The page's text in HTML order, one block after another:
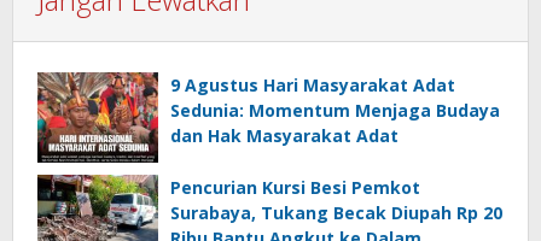
9 Agustus Hari Masyarakat Adat
Sedunia: Momentum Menjaga Budaya
dan Hak Masyarakat Adat
Pencurian Kursi Besi Pemkot
Surabaya, Tukang Becak Diupah Rp 20